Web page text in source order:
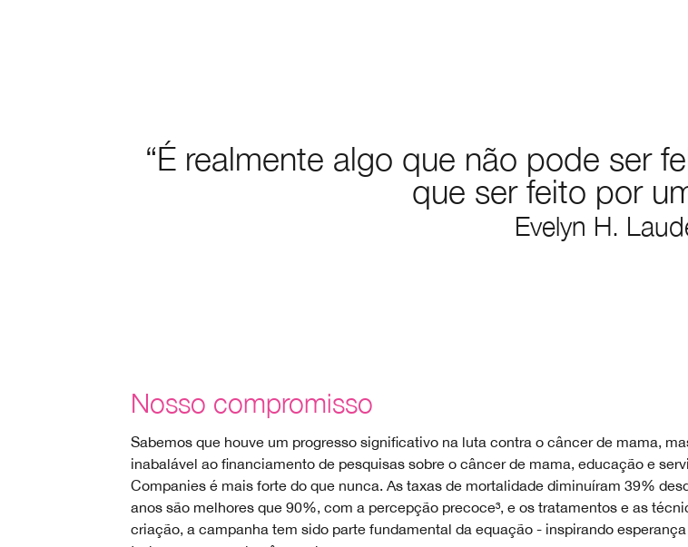
“É realmente algo que não pode ser
que ser feito por
Evelyn H.
Nosso compromisso
Sabemos que houve um progresso significativo na luta contra o câncer de mama,
inabalável ao financiamento de pesquisas sobre o câncer de mama, educação e
Companies é mais forte do que nunca. As taxas de mortalidade diminuíram 39%
anos são melhores que 90%, com a percepção precoce³, e os tratamentos e as
criação, a campanha tem sido parte fundamental da equação - inspirando